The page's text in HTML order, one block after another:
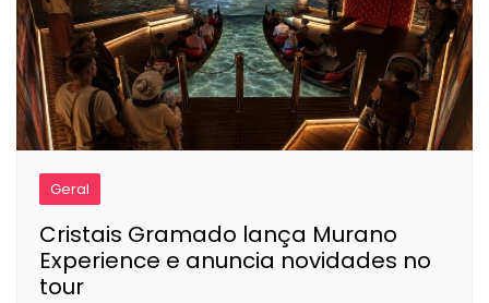
Geral
Cristais Gramado lança Murano
Experience e anuncia novidades no
tour